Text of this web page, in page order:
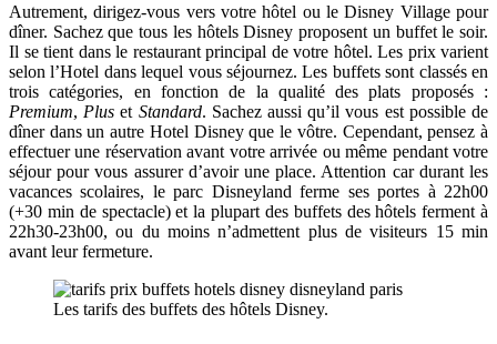
Autrement, dirigez-vous vers votre hôtel ou le Disney Village pour
dîner. Sachez que tous les hôtels Disney proposent un buffet le soir.
Il se tient dans le restaurant principal de votre hôtel. Les prix varient
selon l’Hotel dans lequel vous séjournez. Les buffets sont classés en
trois catégories, en fonction de la qualité des plats proposés :
Premium, Plus et Standard. Sachez aussi qu’il vous est possible de
dîner dans un autre Hotel Disney que le vôtre. Cependant, pensez à
effectuer une réservation avant votre arrivée ou même pendant votre
séjour pour vous assurer d’avoir une place. Attention car durant les
vacances scolaires, le parc Disneyland ferme ses portes à 22h00
(+30 min de spectacle) et la plupart des buffets des hôtels ferment à
22h30-23h00, ou du moins n’admettent plus de visiteurs 15 min
avant leur fermeture.
Les tarifs des buffets des hôtels Disney.